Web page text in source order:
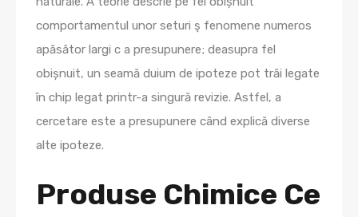
comportamentul unor seturi ş fenomene numeros
apăsător largi c a presupunere; deasupra fel
obișnuit, un seamă duium de ipoteze pot trăi legate
în chip legat printr-a singură revizie. Astfel, a
cercetare este a presupunere când explică diverse
alte ipoteze.
Produse Chimice Ce